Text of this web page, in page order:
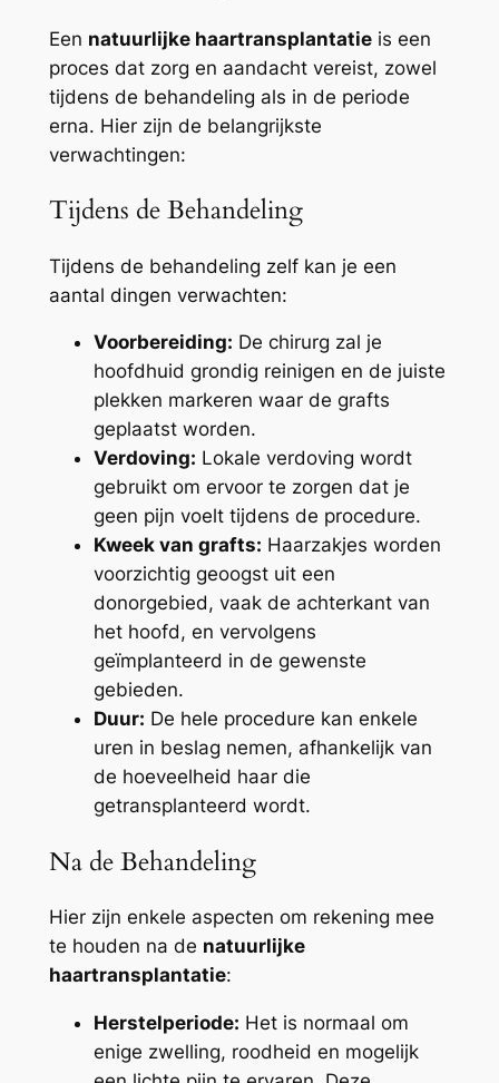
Een natuurlijke haartransplantatieis een
proces dat zorg en aandacht vereist, zowel
tijdens de behandeling als in de periode
erna. Hier zijn de belangrijkste
verwachtingen:
Tijdens de Behandeling
Tijdens de behandeling zelf kan je een
aantal dingen verwachten:
Voorbereiding: De chirurg zal je
hoofdhuid grondig reinigen en de juiste
plekken markeren waar de grafts
geplaatst worden.
Verdoving: Lokale verdoving wordt
gebruikt om ervoor te zorgen dat je
geen pijn voelt tijdens de procedure.
Kweek van grafts: Haarzakjes worden
voorzichtig geoogst uit een
donorgebied, vaak de achterkant van
het hoofd, en vervolgens
geïmplanteerd in de gewenste
gebieden.
Duur: De hele procedure kan enkele
uren in beslag nemen, afhankelijk van
de hoeveelheid haar die
getransplanteerd wordt.
Na de Behandeling
Hier zijn enkele aspecten om rekening mee
te houden na de natuurlijke
haartransplantatie:
Herstelperiode: Het is normaal om
enige zwelling, roodheid en mogelijk